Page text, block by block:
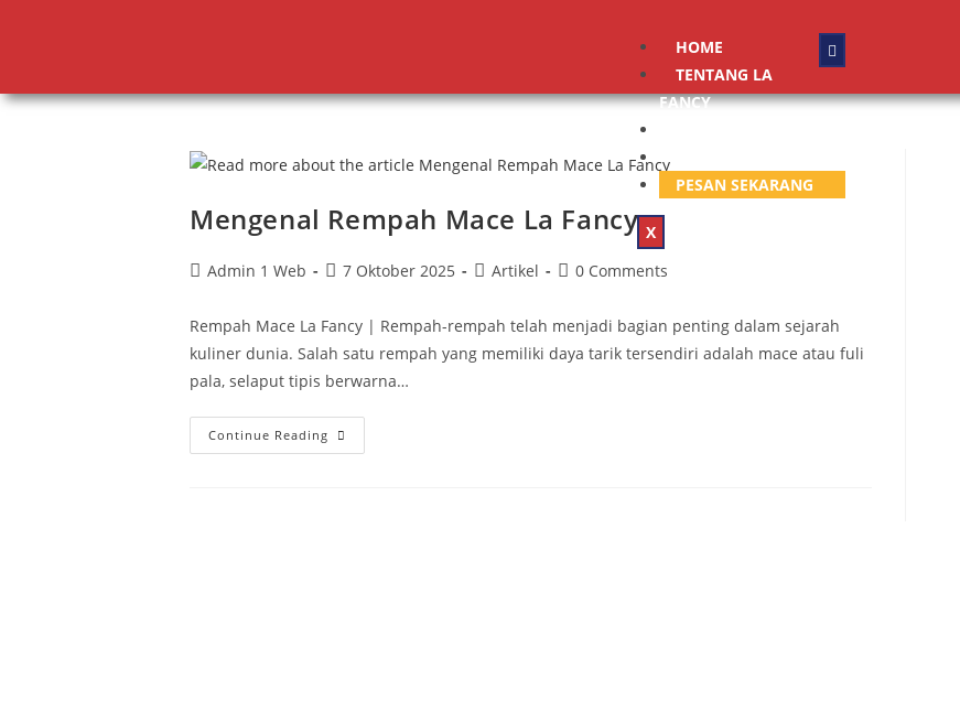
HOME
TENTANG LA
FANCY
PESAN SEKARANG
X
Mengenal Rempah Mace La Fancy
Admin 1 Web 7 Oktober 2025 Artikel 0 Comments
Rempah Mace La Fancy | Rempah-rempah telah menjadi bagian penting dalam sejarah
kuliner dunia. Salah satu rempah yang memiliki daya tarik tersendiri adalah mace atau fuli
pala, selaput tipis berwarna…
Continue Reading